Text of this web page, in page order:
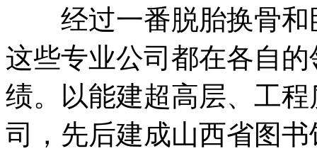
经过一番脱胎换骨和
这些专业公司都在各自
绩。以能建超高层、工
司，先后建成山西省图